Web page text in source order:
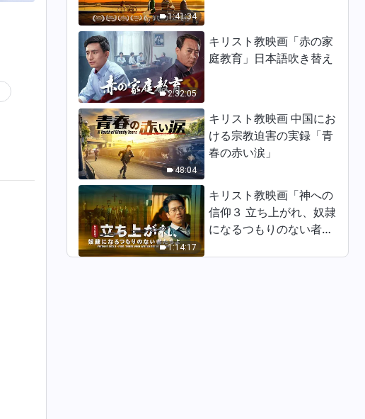
52:54
葉がわたしの誤解を消し去っ
た」日本語吹き替え
32:33
クリスチャンの証し「自らを明
かす怖さに潜むもの」日本語吹
き替え
40:33
クリスチャンの証し「心に刻ん
だ決断」日本語吹き替え
26:58
クリスチャンの証し「人の気分
を害しても真理を実践する」日
本語吹き替え
1:41:34
2:32:05
キリスト教映画「赤の家
庭教育」日本語吹き替え
48:04
キリスト教映画 中国にお
ける宗教迫害の実録「青
春の赤い涙」
1:14:17
キリスト教映画「神への
信仰３ 立ち上がれ、奴隷
になるつもりのない者た